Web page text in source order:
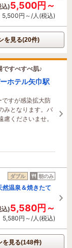
込)5,500円～
5,500円～/人(税込)
を見る(20件)
すべすべ肌♪
ホテル矢巾駅
ですが感染拡大防
みとなります。バ
くださいませ。
ダブル 朝のみ
温泉＆焼きたて
込)5,580円～
5,580円～/人(税込)
を見る(148件)